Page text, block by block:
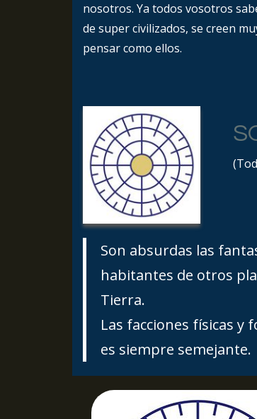
nosotros. Ya todos vosotros
de super civilizados, se creen
pensar como ellos.
Son absurdas las
habitantes de otros
Tierra.
Las facciones físicas y
es siempre semejante.